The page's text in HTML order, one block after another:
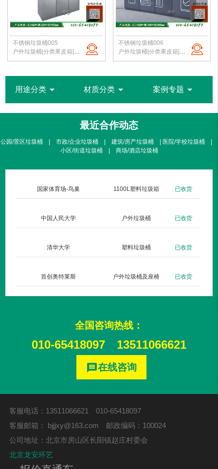
不锈钢垃圾桶005
户外垃圾桶|分类果皮箱|金属果皮箱|公园垃圾桶|不锈钢垃圾桶|北京洁净新雅
不锈钢垃圾桶006
户外垃圾桶|分类果皮箱|金属果皮箱|公园垃圾桶|不锈钢垃圾桶|北京洁净新雅
用途分类arrow_drop_down 材质分类 arrow_drop_down 案例专题 arrow_drop_down
最近合作动态
公园/景区垃圾桶 | 市政/企业垃圾桶 | 建筑/房产垃圾桶 | 医院/学校垃圾桶 |
小区/街道垃圾桶 | 商场/酒店垃圾桶
北京暖山生活广场 不锈钢方形单桶001定制款 已收货
仁安医院 钢板户外垃圾桶002玫瑰金 已收货
杏林湾 钢木户外单桶035 已收货
长治双创梦工厂 新款垃圾桶007三分类 已发货
全国咨询热线：
010-65418097 13511066621
message在线咨询
客服电话：13511066621 010-65418097
客服邮箱： bjjjxy@163.com 邮政编码：100024
公司地址：北京市房山区长阳镇赵庄村委会
北京龙安环艺